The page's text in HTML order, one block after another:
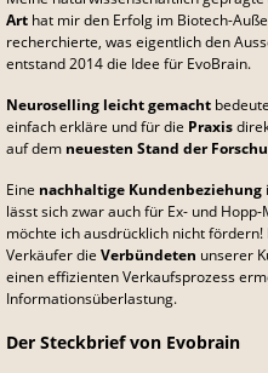
Art hat mir den Erfolg im Biotech-
recherchierte, was eigentlich den
entstand 2014 die Idee für EvoBrain.
Neuroselling leicht gemacht
einfach erkläre und für die Praxis
auf dem neuesten Stand der
Eine nachhaltige Kundenbeziehung
lässt sich zwar auch für Ex- und
möchte ich ausdrücklich nicht
Verkäufer die Verbündeten unserer
einen effizienten Verkaufsprozess
Informationsüberlastung.
Der Steckbrief von Evobrain